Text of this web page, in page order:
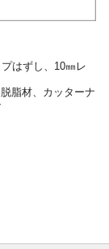
はずし、10㎜レ
脂材、カッターナ